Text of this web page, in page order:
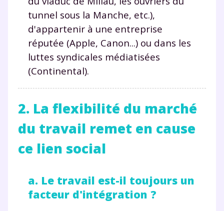
tunnel sous la Manche, etc.),
d'appartenir à une entreprise
réputée (Apple, Canon...) ou dans les
luttes syndicales médiatisées
(Continental).
2. La flexibilité du marché
du travail remet en cause
ce lien social
a. Le travail est-il toujours un
facteur d'intégration ?